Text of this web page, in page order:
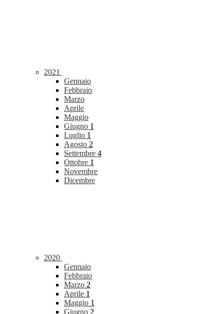
2021
Gennaio
Febbraio
Marzo
Aprile
Maggio
Giugno 1
Luglio 1
Agosto 2
Settembre 4
Ottobre 1
Novembre
Dicembre
2020
Gennaio
Febbraio
Marzo 2
Aprile 1
Maggio 1
Giugno 2